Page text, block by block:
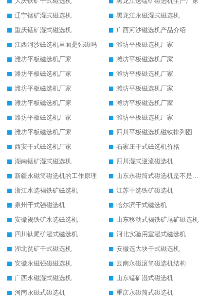
辽宁锰矿湿式磁选机
黑龙江永磁湿式磁选机
重庆锰矿湿式磁选机
广西河沙磁选机产品介绍
江西河沙磁选机里面是强磁吗
潍坊平板磁选机厂家
潍坊平板磁选机厂家
潍坊平板磁选机厂家
潍坊平板磁选机厂家
潍坊平板磁选机厂家
潍坊平板磁选机厂家
潍坊平板磁选机厂家
潍坊平板磁选机厂家
潍坊平板磁选机厂家
潍坊平板磁选机厂家
潍坊平板磁选机厂家
潍坊平板磁选机厂家
四川平板磁选机磁铁排列图
西安干式磁选机厂家
石家庄干式磁选机价格
湖南锰矿湿式磁选机
四川湿式逆流磁选机
新疆永磁筒磁选机的工作原理
山东永磁筒式磁选机是不是强磁
浙江水选褐铁矿磁选机
江苏干选铁矿磁选机
泉州干式强磁选机
哈尔滨干式磁选机
安徽褐铁矿水选磁选机
山东移动式褐铁矿尾矿磁选机
四川钛尾矿湿式磁选机
河北实验用室湿式磁选机
湖北贫矿干式磁选机
安徽选大块干式磁选机
安徽永磁强磁磁选机
云南永磁滚筒磁选机结构
广西永磁湿式磁选机
山东锰矿湿式磁选机
河南永磁式磁选机
重庆永磁筒式磁选机